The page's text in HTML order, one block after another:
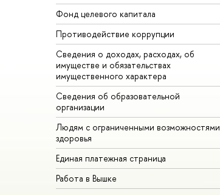
Фонд целевого капитала
Противодействие коррупции
Сведения о доходах, расходах, об
имуществе и обязательствах
имущественного характера
Сведения об образовательной
организации
Людям с ограниченными возможностями
здоровья
Единая платежная страница
Работа в Вышке